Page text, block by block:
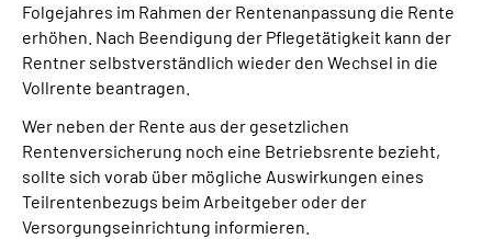
Folgejahres im Rahmen der Rentenanpassung die Rente
erhöhen. Nach Beendigung der Pflegetätigkeit kann der
Rentner selbstverständlich wieder den Wechsel in die
Vollrente beantragen.
Wer neben der Rente aus der gesetzlichen
Rentenversicherung noch eine Betriebsrente bezieht,
sollte sich vorab über mögliche Auswirkungen eines
Teilrentenbezugs beim Arbeitgeber oder der
Versorgungseinrichtung informieren.